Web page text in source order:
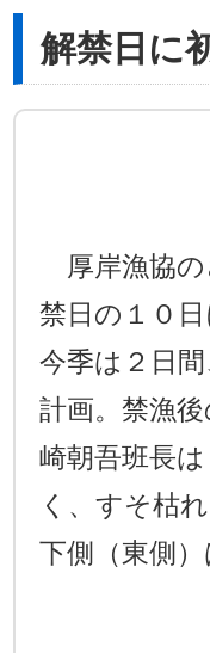
解禁日に
厚岸漁協の
禁日の１０日
今季は２日
計画。禁漁
崎朝吾班長
く、すそ枯
下側（東側）